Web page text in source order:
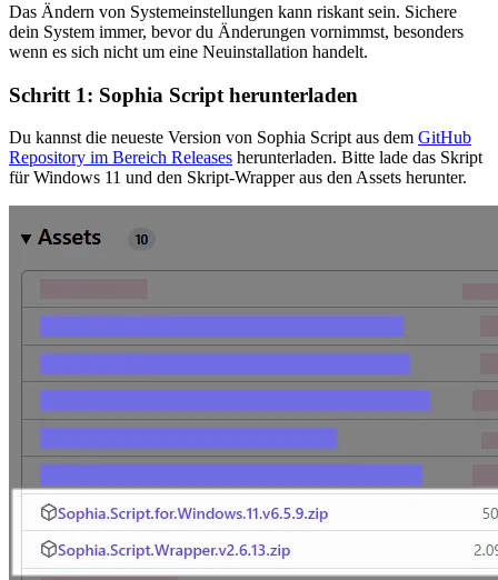
Das Ändern von Systemeinstellungen kann riskant sein. Sichere
dein System immer, bevor du Änderungen vornimmst, besonders
wenn es sich nicht um eine Neuinstallation handelt.
Schritt 1: Sophia Script herunterladen
Du kannst die neueste Version von Sophia Script aus dem GitHub
Repository im Bereich Releases herunterladen. Bitte lade das Skript
für Windows 11 und den Skript-Wrapper aus den Assets herunter.